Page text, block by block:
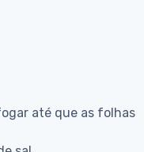
até que as folhas